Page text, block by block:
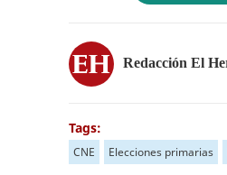
Redacción El
Tags:
CNE Elecciones primarias